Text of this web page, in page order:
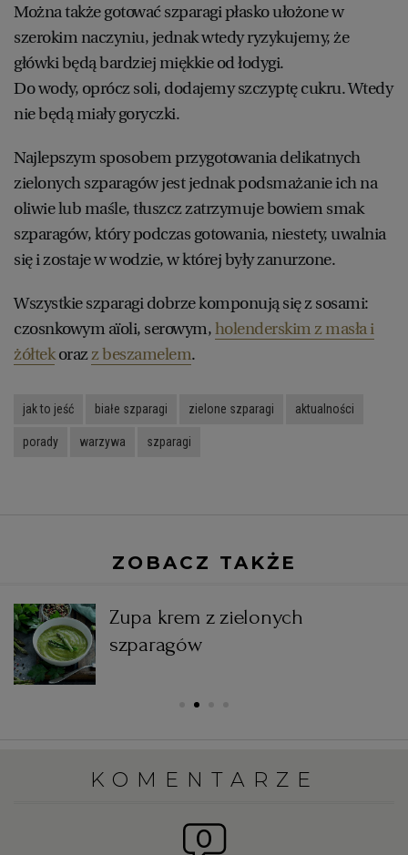
Można także gotować szparagi płasko ułożone w
szerokim naczyniu, jednak wtedy ryzykujemy, że
główki będą bardziej miękkie od łodygi.
Do wody, oprócz soli, dodajemy szczyptę cukru. Wtedy
nie będą miały goryczki.
Najlepszym sposobem przygotowania delikatnych
zielonych szparagów jest jednak podsmażanie ich na
oliwie lub maśle, tłuszcz zatrzymuje bowiem smak
szparagów, który podczas gotowania, niestety, uwalnia
się i zostaje w wodzie, w której były zanurzone.
Wszystkie szparagi dobrze komponują się z sosami:
czosnkowym aïoli, serowym,holenderskim z masła i
żółtekorazz beszamelem.
jak to jeść białe szparagi zielone szparagi aktualności
porady warzywa szparagi
ZOBACZ TAKŻE
Zupa krem z zielonych
szparagów
KOMENTARZE
0